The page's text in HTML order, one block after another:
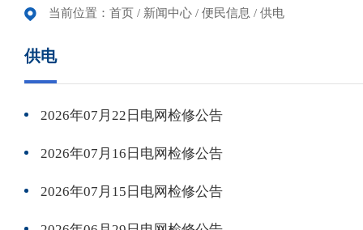
当前位置： 首页 / 新闻中心 / 便民信息 / 供电
供电
2026年07月22日电网检修公告
2026年07月16日电网检修公告
2026年07月15日电网检修公告